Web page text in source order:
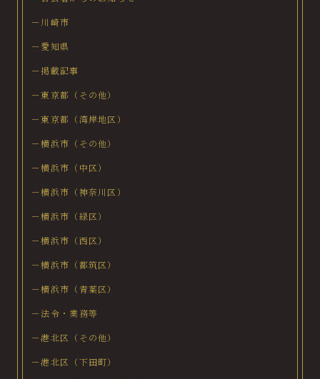
－川崎市
－愛知県
－掲載記事
－東京都（その他）
－東京都（湾岸地区）
－横浜市（その他）
－横浜市（中区）
－横浜市（神奈川区）
－横浜市（緑区）
－横浜市（西区）
－横浜市（都筑区）
－横浜市（青葉区）
－法令・業務等
－港北区（その他）
－港北区（下田町）